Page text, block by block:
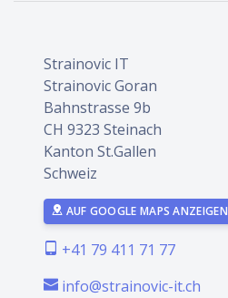
Strainovic IT
Strainovic Goran
Bahnstrasse 9b
CH 9323 Steinach
Kanton St.Gallen
Schweiz
AUF GOOGLE MAPS ANZEIGEN
+41 79 411 71 77
info@strainovic-it.ch